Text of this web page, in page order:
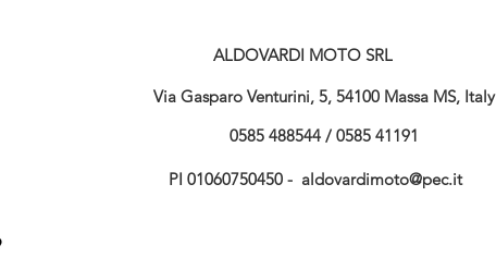
ALDOVARDI MOTO SRL
Via Gasparo Venturini, 5, 54100 Massa MS, Italy
0585 488544 / 0585 41191
PI 01060750450 - aldovardimoto@pec.it